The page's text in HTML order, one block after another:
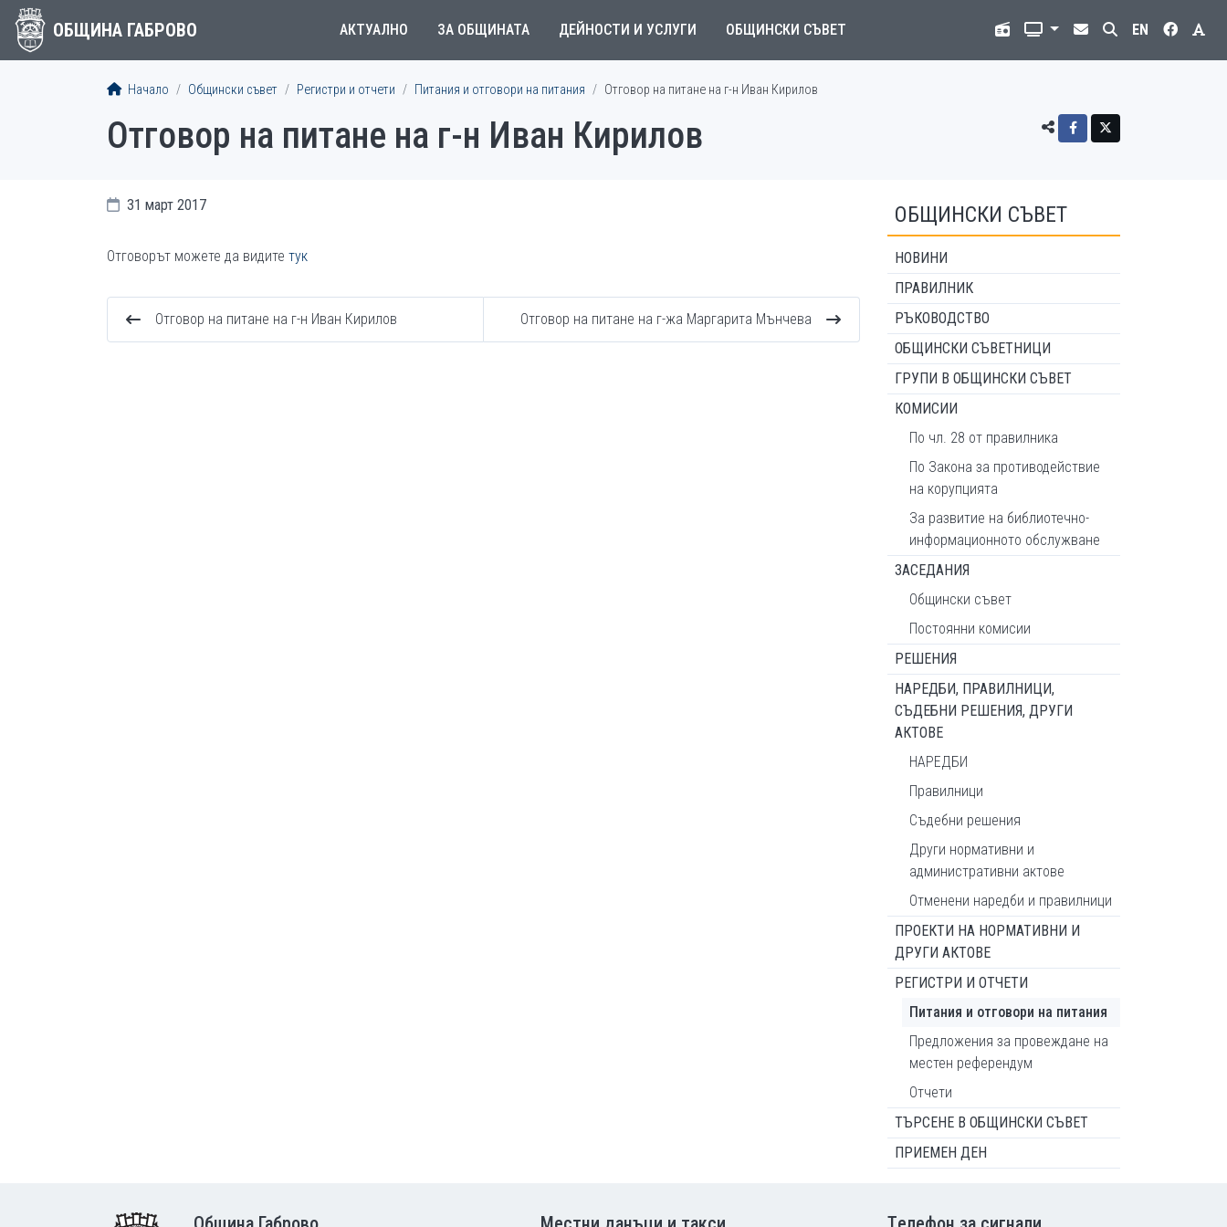
ОБЩИНА ГАБРОВО АКТУАЛНО ЗА ОБЩИНАТА ДЕЙНОСТИ И УСЛУГИ ОБЩИНСКИ СЪВЕТ EN
Начало Общински съвет Регистри и отчети Питания и отговори на питания Отговор на питане на г-н Иван Кирилов
Отговор на питане на г-н Иван Кирилов
31 март 2017
Отговорът можете да видите тук
Отговор на питане на г-н Иван Кирилов Отговор на питане на г-жа Маргарита Мънчева
ОБЩИНСКИ СЪВЕТ
НОВИНИ
ПРАВИЛНИК
РЪКОВОДСТВО
ОБЩИНСКИ СЪВЕТНИЦИ
ГРУПИ В ОБЩИНСКИ СЪВЕТ
КОМИСИИ
По чл. 28 от правилника
По Закона за противодействие
на корупцията
За развитие на библиотечно-
информационното обслужване
ЗАСЕДАНИЯ
Общински съвет
Постоянни комисии
РЕШЕНИЯ
НАРЕДБИ, ПРАВИЛНИЦИ,
СЪДЕБНИ РЕШЕНИЯ, ДРУГИ
АКТОВЕ
НАРЕДБИ
Правилници
Съдебни решения
Други нормативни и
административни актове
Отменени наредби и правилници
ПРОЕКТИ НА НОРМАТИВНИ И
ДРУГИ АКТОВЕ
РЕГИСТРИ И ОТЧЕТИ
Питания и отговори на питания
Предложения за провеждане на
местен референдум
Отчети
ТЪРСЕНЕ В ОБЩИНСКИ СЪВЕТ
ПРИЕМЕН ДЕН